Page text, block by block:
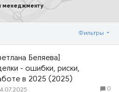
менеджменту
Фильтры
Беляева]
- ошибки, риски,
в 2025 (2025)
0